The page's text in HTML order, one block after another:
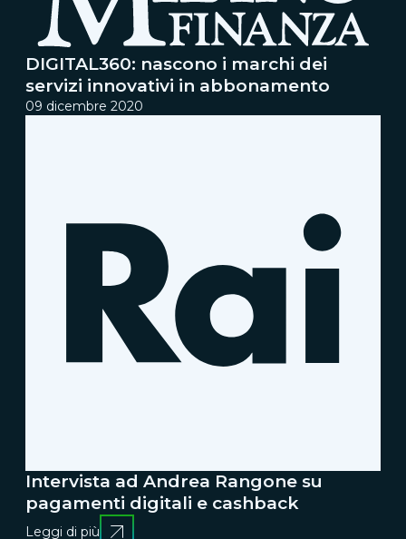
DIGITAL360: nascono i marchi dei
servizi innovativi in abbonamento
09 dicembre 2020
Intervista ad Andrea Rangone su
pagamenti digitali e cashback
Leggi di più